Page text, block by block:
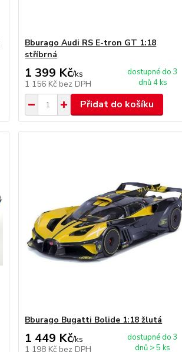
Bburago Audi RS E-tron GT 1:18
stříbrná
1 399 Kč/ks
1 156 Kč bez DPH
dostupné do 3
dnů 4 ks
Přidat do košíku
Bburago Bugatti Bolide 1:18 žlutá
1 449 Kč/ks
1 198 Kč bez DPH
dostupné do 3
dnů > 5 ks